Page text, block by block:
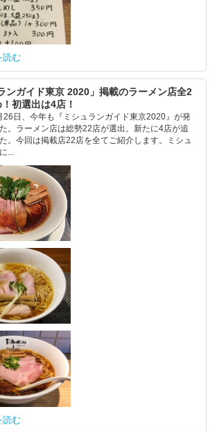
読む
ンガイド東京 2020」掲載のラーメン店全2
初選出は4店！
26日、今年も『ミシュランガイド東京2020』が発
。ラーメン店は総勢22店が選出。新たに4店が追
。今回は掲載店22店を全てご紹介します。ミシュ
...
読む